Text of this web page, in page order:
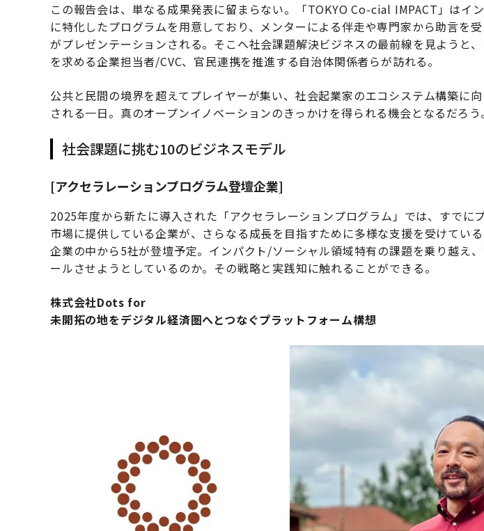
この報告会は、単なる成果発表に留まらない。「TOKYO Co-cial IMPACT」はイ
に特化したプログラムを用意しており、メンターによる伴走や専門家から助言を
がプレゼンテーションされる。そこへ社会課題解決ビジネスの最前線を見ようと
を求める企業担当者/CVC、官民連携を推進する自治体関係者らが訪れる。
公共と民間の境界を超えてプレイヤーが集い、社会起業家のエコシステム構築に
される一日。真のオープンイノベーションのきっかけを得られる機会となるだろう。
社会課題に挑む10のビジネスモデル
[アクセラレーションプログラム登壇企業]
2025年度から新たに導入された「アクセラレーションプログラム」では、すでに
市場に提供している企業が、さらなる成長を目指すために多様な支援を受けてい
企業の中から5社が登壇予定。インパクト/ソーシャル領域特有の課題を乗り越え
ールさせようとしているのか。その戦略と実践知に触れることができる。
株式会社Dots for
未開拓の地をデジタル経済圏へとつなぐプラットフォーム構想